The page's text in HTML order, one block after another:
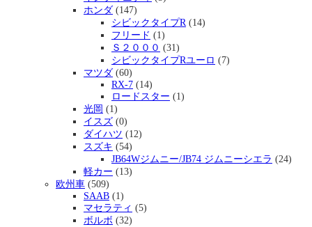
ホンダ (147)
シビックタイプR(14)
フリード (1)
Ｓ２０００ (31)
シビックタイプRユーロ (7)
マツダ (60)
RX-7 (14)
ロードスター (1)
光岡 (1)
イスズ (0)
ダイハツ (12)
スズキ (54)
JB64Wジムニー/JB74 ジムニーシエラ (24)
軽カー (13)
欧州車 (509)
SAAB (1)
マセラティ (5)
ボルボ (32)